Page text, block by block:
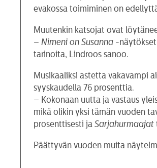
evakossa toimiminen on
Muutenkin katsojat ovat
–Nimeni on Susanna -
tarinoita, Lindroos sanoo.
Musikaaliksi astetta vakavampi
syyskaudella 76 prosenttia.
– Kokonaan uutta ja vastaus
mikä olikin yksi tämän vuoden
prosenttisesti jaSarjahurmaajat
Päättyvän vuoden muita